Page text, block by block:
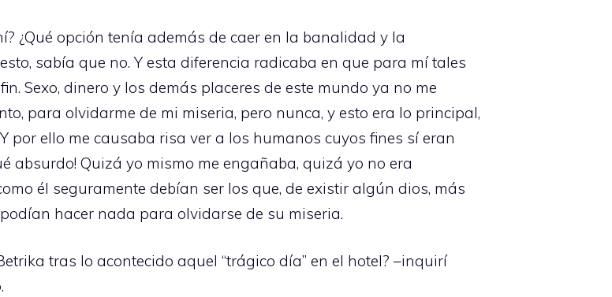
¿Qué opción tenía además de caer en la banalidad y la
sabía que no. Y esta diferencia radicaba en que para mí tales
Sexo, dinero y los demás placeres de este mundo ya no me
para olvidarme de mi miseria, pero nunca, y esto era lo principal,
por ello me causaba risa ver a los humanos cuyos fines sí eran
absurdo! Quizá yo mismo me engañaba, quizá yo no era
él seguramente debían ser los que, de existir algún dios, más
hacer nada para olvidarse de su miseria.
tras lo acontecido aquel “trágico día” en el hotel? –inquirí